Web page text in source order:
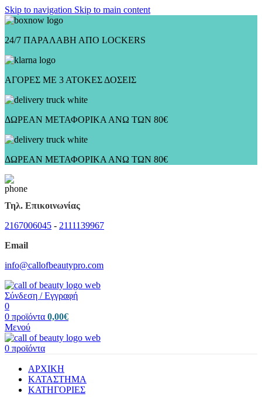
Skip to navigation Skip to main content
24/7 ΠΑΡΑΛΑΒΗ ΑΠΟ LOCKERS
ΑΓΟΡΕΣ ΜΕ 3 ΑΤΟΚΕΣ ΔΟΣΕΙΣ
ΔΩΡΕΑΝ ΜΕΤΑΦΟΡΙΚΑ ΑΝΩ ΤΩΝ 80€
ΔΩΡΕΑΝ ΜΕΤΑΦΟΡΙΚΑ ΑΝΩ ΤΩΝ 80€
Τηλ. Επικοινωνίας
2167006045 - 2111139967
Email
info@callofbeautypro.com
Σύνδεση / Εγγραφή
0
0 προϊόντα 0,00€
Μενού
0 προϊόντα
ΑΡΧΙΚΗ
ΚΑΤΑΣΤΗΜΑ
ΚΑΤΗΓΟΡΙΕΣ